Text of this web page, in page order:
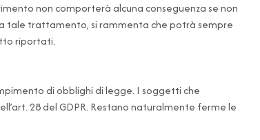
non comporterà alcuna conseguenza se non
tale trattamento, si rammenta che potrà sempre
riportati.
di obblighi di legge. I soggetti che
28 del GDPR. Restano naturalmente ferme le